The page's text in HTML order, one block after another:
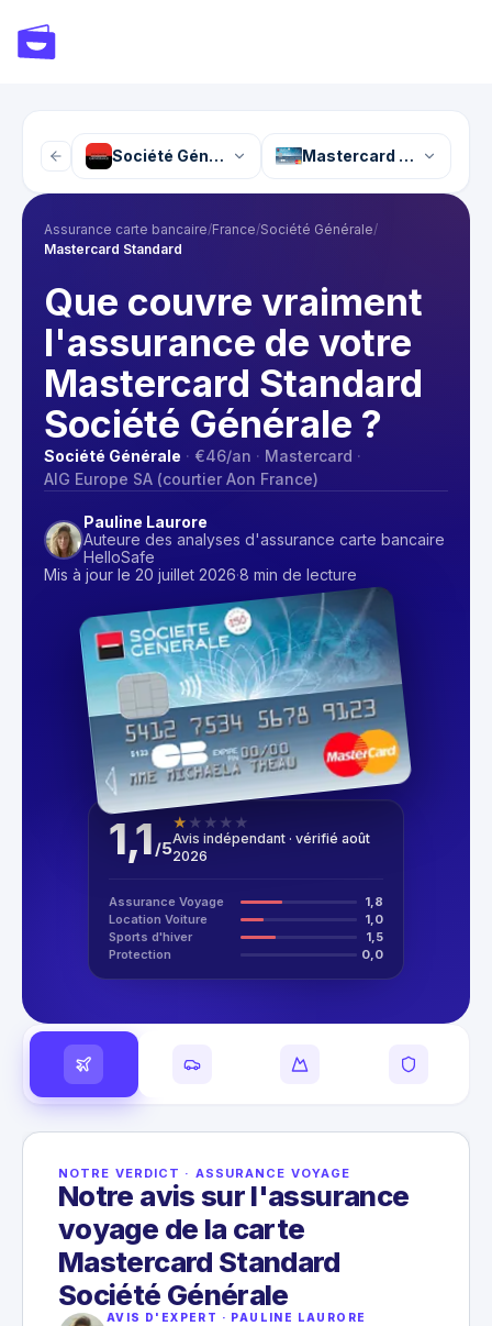
Société Générale Mastercard Standard
Assurance carte bancaire/France/Société Générale/
Mastercard Standard
Que couvre vraiment
l'assurance de votre
Mastercard Standard
Société Générale ?
Société Générale · €46/an · Mastercard ·
AIG Europe SA (courtier Aon France)
Pauline Laurore
Auteure des analyses d'assurance carte bancaire
HelloSafe
Mis à jour le 20 juillet 2026·8 min de lecture
1,1 /5
★ ★ ★ ★ ★
Avis indépendant · vérifié août
2026
Assurance Voyage
1,8
Location Voiture
1,0
Sports d'hiver
1,5
Protection
0,0
NOTRE VERDICT · ASSURANCE VOYAGE
Notre avis sur l'assurance
voyage de la carte
Mastercard Standard
Société Générale
AVIS D'EXPERT · PAULINE LAURORE